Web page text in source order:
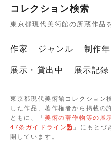
コレクション検索
東京都現代美術館の所蔵作品
作家 ジャンル 制作年
展示・貸出中
展示記録
東京都現代美術館コレクション
した作品、著作権者から掲載の
ともに、「美術の著作物等の展
47条ガイドライン
」にもとづ
開しています。